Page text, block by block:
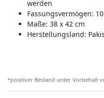
werden
Fassungsvermögen:
Maße: 38 x 42 cm
Herstellungsland:
*positiver Bestand unter Vorbehalt